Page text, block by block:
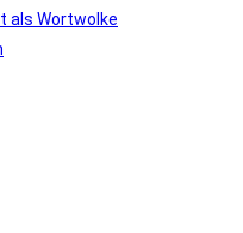
als Wortwolke